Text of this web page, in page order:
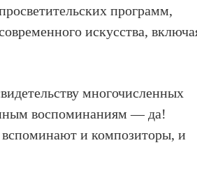
программ,
искусства,
многочисленных
воспоминаниям — да!
и композиторы, и